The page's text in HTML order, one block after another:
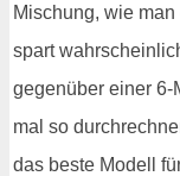
Mischung, wie
spart
gegenüber einer 6-
mal so
das beste Modell